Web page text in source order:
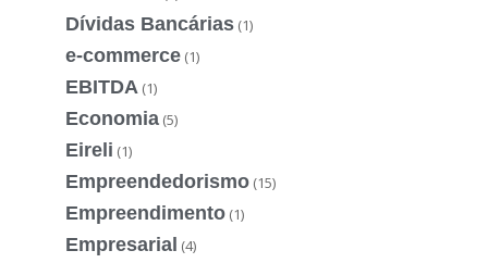
Dívidas Bancárias (1)
e-commerce (1)
EBITDA (1)
Economia (5)
Eireli (1)
Empreendedorismo (15)
Empreendimento (1)
Empresarial (4)